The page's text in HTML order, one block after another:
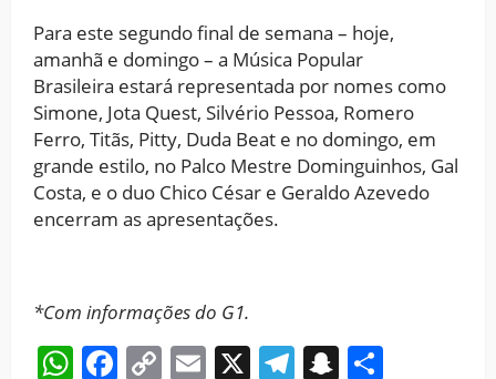
Para este segundo final de semana – hoje,
amanhã e domingo – a Música Popular
Brasileira estará representada por nomes como
Simone, Jota Quest, Silvério Pessoa, Romero
Ferro, Titãs, Pitty, Duda Beat e no domingo, em
grande estilo, no Palco Mestre Dominguinhos, Gal
Costa, e o duo Chico César e Geraldo Azevedo
encerram as apresentações.
*Com informações do G1.
WhatsApp
Facebook
CopyEmail
X Telegram
Snapchat